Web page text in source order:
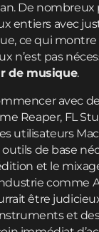
De
entiers avec
ce qui montre
n’est pas
de musique.
avec
Reaper, FL
utilisateurs
de base
et le
comme
être
et